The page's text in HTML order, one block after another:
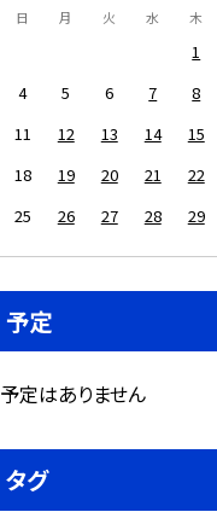
日 月 火 水 木
1
4
5 6 7 8
11
12 13 14 15
18
19 20 21 22
25
26 27 28 29
予定
予定はありません
タグ